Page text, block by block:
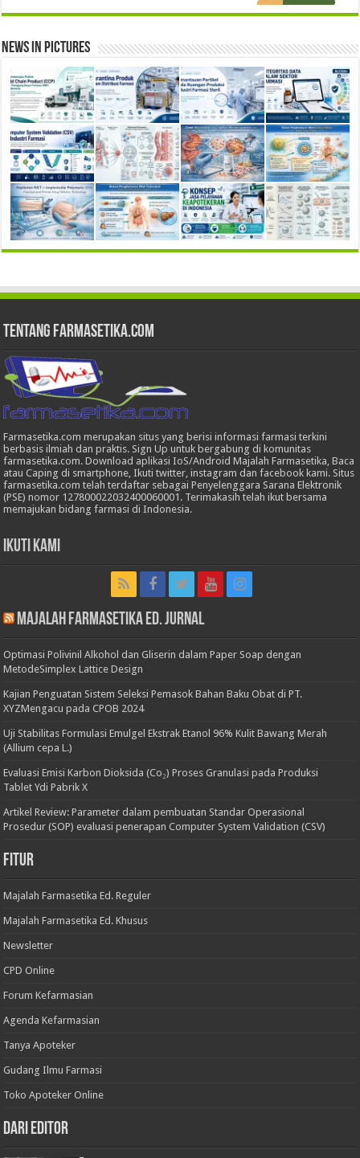
News in Pictures
Tentang Farmasetika.com
Farmasetika.com merupakan situs yang berisi informasi farmasi terkini
berbasis ilmiah dan praktis. Sign Up untuk bergabung di komunitas
farmasetika.com. Download aplikasi IoS/Android Majalah Farmasetika, Baca
atau Caping di smartphone, Ikuti twitter, instagram dan facebook kami. Situs
farmasetika.com telah terdaftar sebagai Penyelenggara Sarana Elektronik
(PSE) nomor 127800022032400060001. Terimakasih telah ikut bersama
memajukan bidang farmasi di Indonesia.
Ikuti Kami
Majalah Farmasetika Ed. Jurnal
Optimasi Polivinil Alkohol dan Gliserin dalam Paper Soap dengan
MetodeSimplex Lattice Design
Kajian Penguatan Sistem Seleksi Pemasok Bahan Baku Obat di PT.
XYZMengacu pada CPOB 2024
Uji Stabilitas Formulasi Emulgel Ekstrak Etanol 96% Kulit Bawang Merah
(Allium cepa L.)
Evaluasi Emisi Karbon Dioksida (Co₂) Proses Granulasi pada Produksi
Tablet Ydi Pabrik X
Artikel Review: Parameter dalam pembuatan Standar Operasional
Prosedur (SOP) evaluasi penerapan Computer System Validation (CSV)
Fitur
Majalah Farmasetika Ed. Reguler
Majalah Farmasetika Ed. Khusus
Newsletter
CPD Online
Forum Kefarmasian
Agenda Kefarmasian
Tanya Apoteker
Gudang Ilmu Farmasi
Toko Apoteker Online
Dari Editor